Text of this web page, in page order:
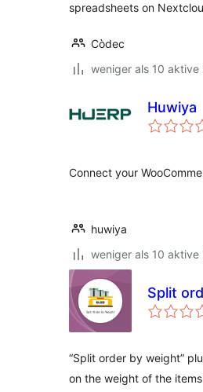
spreadsheets on
Còdec
weniger als 10 aktive
Huwiya
Connect your
huwiya
weniger als 10 aktive
Split
“Split order by weight”
on the weight of the